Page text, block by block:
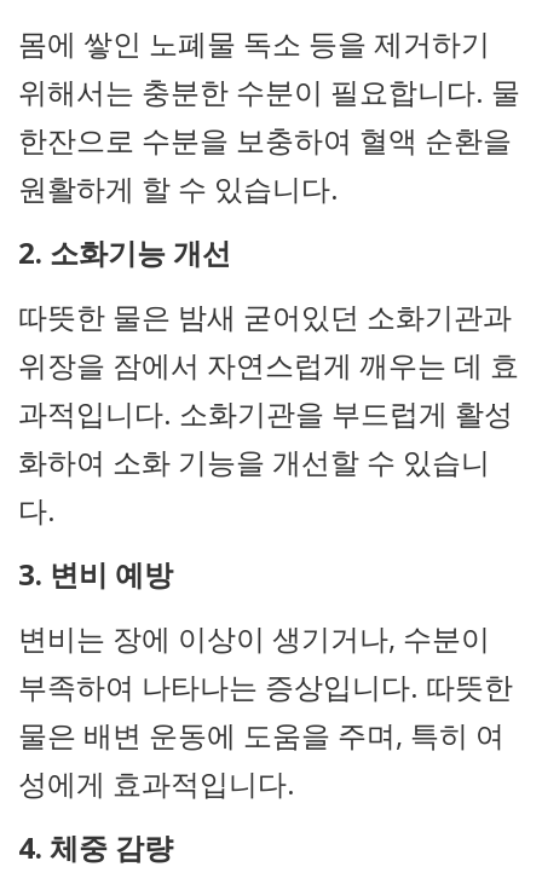
몸에 쌓인 노폐물 독소 등을 제거하기
위해서는 충분한 수분이 필요합니다. 물
한잔으로 수분을 보충하여 혈액 순환을
원활하게 할 수 있습니다.
2. 소화기능 개선
따뜻한 물은 밤새 굳어있던 소화기관과
위장을 잠에서 자연스럽게 깨우는 데 효
과적입니다. 소화기관을 부드럽게 활성
화하여 소화 기능을 개선할 수 있습니
다.
3. 변비 예방
변비는 장에 이상이 생기거나, 수분이
부족하여 나타나는 증상입니다. 따뜻한
물은 배변 운동에 도움을 주며, 특히 여
성에게 효과적입니다.
4. 체중 감량